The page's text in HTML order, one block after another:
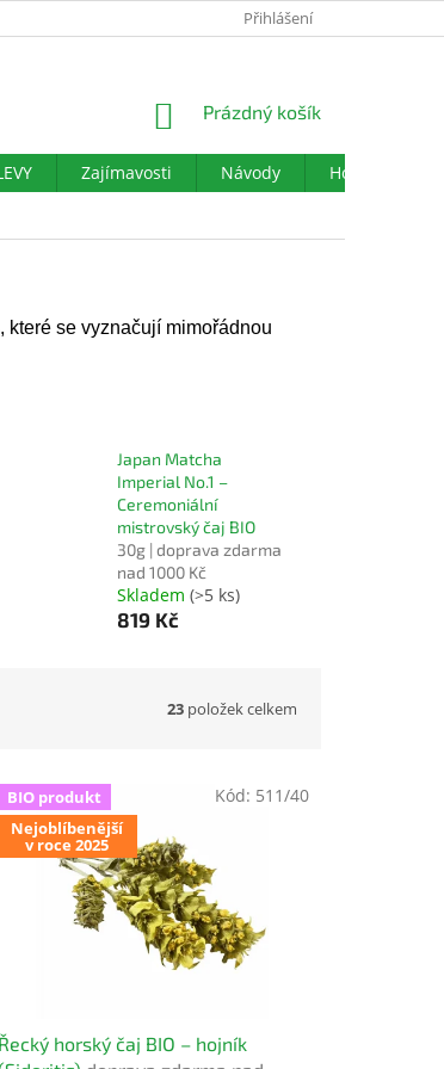
OCHRANY OSOBNÍCH ÚDAJŮ DOTAZNÍK
Přihlášení
NÁKUPNÍ
Prázdný košík
Zajímavosti Návody
Hodnocení
se vyznačují mimořádnou
Japan Matcha
Imperial No.1 –
Ceremoniální
mistrovský čaj BIO
30g | doprava zdarma
nad 1000 Kč
Skladem (>5 ks)
819 Kč
23 položek celkem
BIO produkt
Nejoblíbenější
v roce 2025
Řecký horský čaj BIO – hojník
Kód: 511/40